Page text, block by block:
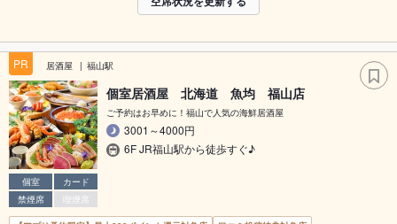
PR 居酒屋 福山駅
個室
カード
禁煙席
喫煙席
個室居酒屋 北海道 魚均 福山店
ご予約はお早めに！福山で人気の海鮮居酒屋
3001～4000円
6F JR福山駅から徒歩すぐ♪